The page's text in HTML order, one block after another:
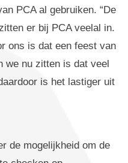
PCA al gebruiken. “De
er bij PCA veelal in.
ons is dat een feest van
we nu zitten is dat veel
is het lastiger uit
de mogelijkheid om de